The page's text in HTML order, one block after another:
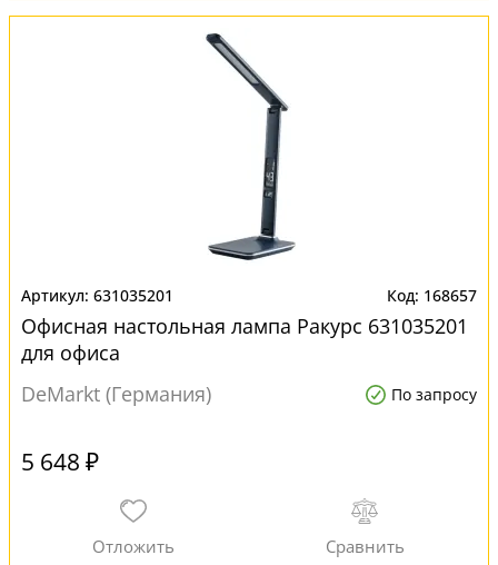
631035201 168657
Офисная настольная лампа Ракурс 631035201
для офиса
DeMarkt (Германия)
По запросу
5 648 ₽